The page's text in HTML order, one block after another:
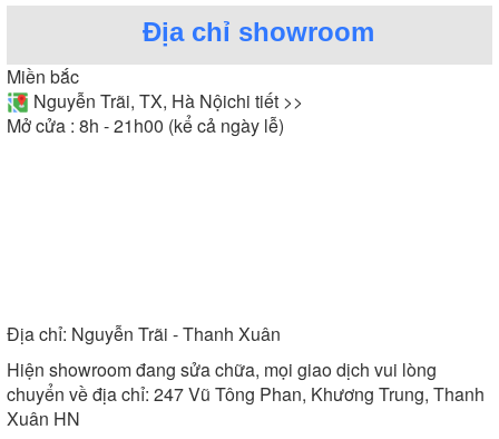
Địa chỉ showroom
Miền bắc
Nguyễn Trãi, TX, Hà Nộichi tiết >>
Mở cửa : 8h - 21h00 (kể cả ngày lễ)
Địa chỉ: Nguyễn Trãi - Thanh Xuân
Hiện showroom đang sửa chữa, mọi giao dịch vui lòng
chuyển về địa chỉ: 247 Vũ Tông Phan, Khương Trung, Thanh
Xuân HN